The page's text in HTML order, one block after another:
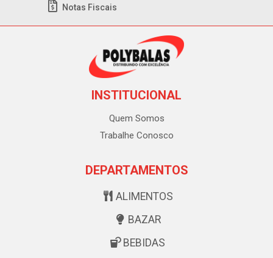
Notas Fiscais
INSTITUCIONAL
Quem Somos
Trabalhe Conosco
DEPARTAMENTOS
ALIMENTOS
BAZAR
BEBIDAS